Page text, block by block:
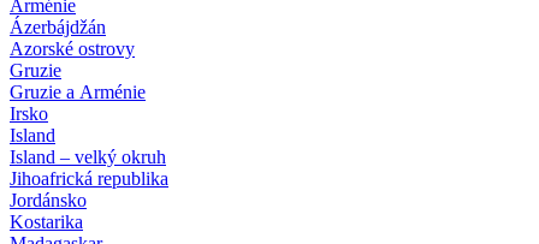
Arménie
Ázerbájdžán
Azorské ostrovy
Gruzie
Gruzie a Arménie
Irsko
Island
Island – velký okruh
Jihoafrická republika
Jordánsko
Kostarika